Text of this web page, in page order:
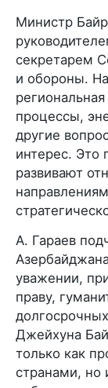
Министр
секретарем
и обороны.
процессы,
другие
интерес. Это
развивают
А. Гараев
уважении,
праву,
Джейхуна
только как
странами, но